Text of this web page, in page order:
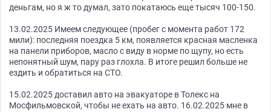
деньгам, но я ж то думал, зато покатаюсь еще тысяч 100-150.
13.02.2025 Имеем следующее (пробег с момента работ 172
мили): последняя поездка 5 км, появляется красная масленка
на панели приборов, масло с виду в норме по щупу, но есть
непонятный шум, пару раз глохла. В итоге решил больше не
ездить и обратиться на СТО.
15.02.2025 доставил авто на эвакуаторе в Толекс на
Мосфильмовской, чтобы не ехать на авто. 16.02.2025 мне в